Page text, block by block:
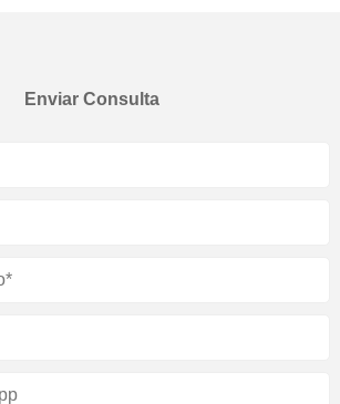
Enviar Consulta